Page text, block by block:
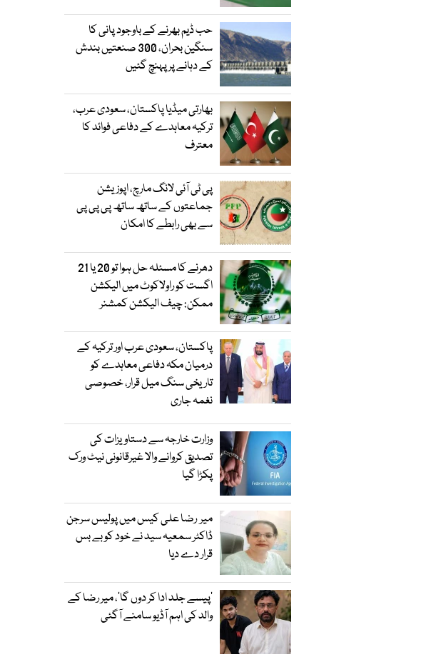
حب ڈیم بھرنے کے باوجود پانی کا
سنگین بحران، 300 صنعتیں بندش
کے دہانے پر پہنچ گئیں
بھارتی میڈیا پاکستان، سعودی عرب،
ترکیہ معاہدے کے دفاعی فوائد کا
معترف
پی ٹی آئی لانگ مارچ، اپوزیشن
جماعتوں کے ساتھ ساتھ پی پی پی
سے بھی رابطے کا امکان
دھرنے کا مسئلہ حل ہوا تو 20 یا 21
اگست کو راولاکوٹ میں الیکشن
ممکن: چیف الیکشن کمشنر
پاکستان، سعودی عرب اور ترکیہ کے
درمیان مکہ دفاعی معاہدے کو
تاریخی سنگ میل قرار، خصوصی
نغمہ جاری
وزارت خارجہ سے دستاویزات کی
تصدیق کروانے والا غیرقانونی نیٹ ورک
پکڑا گیا
میر رضا علی کیس میں پولیس سرجن
ڈاکٹر سمعیہ سید نے خود کو بے بس
قرار دے دیا
’پیسے جلد ادا کر دوں گا‘، میر رضا کے
والد کی اہم آڈیو سامنے آگئی